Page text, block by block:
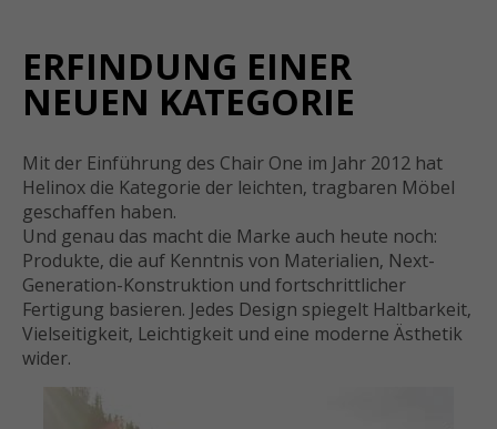
ERFINDUNG EINER
NEUEN KATEGORIE
Mit der Einführung des Chair One im Jahr 2012 hat
Helinox die Kategorie der leichten, tragbaren Möbel
geschaffen haben.
Und genau das macht die Marke auch heute noch:
Produkte, die auf Kenntnis von Materialien, Next-
Generation-Konstruktion und fortschrittlicher
Fertigung basieren. Jedes Design spiegelt Haltbarkeit,
Vielseitigkeit, Leichtigkeit und eine moderne Ästhetik
wider.